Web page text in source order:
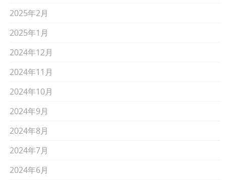
2025年2月
2025年1月
2024年12月
2024年11月
2024年10月
2024年9月
2024年8月
2024年7月
2024年6月